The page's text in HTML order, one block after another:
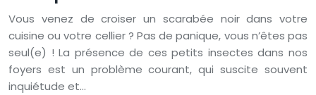
Vous venez de croiser un scarabée noir dans votre
cuisine ou votre cellier ? Pas de panique, vous n’êtes pas
seul(e) ! La présence de ces petits insectes dans nos
foyers est un problème courant, qui suscite souvent
inquiétude et…